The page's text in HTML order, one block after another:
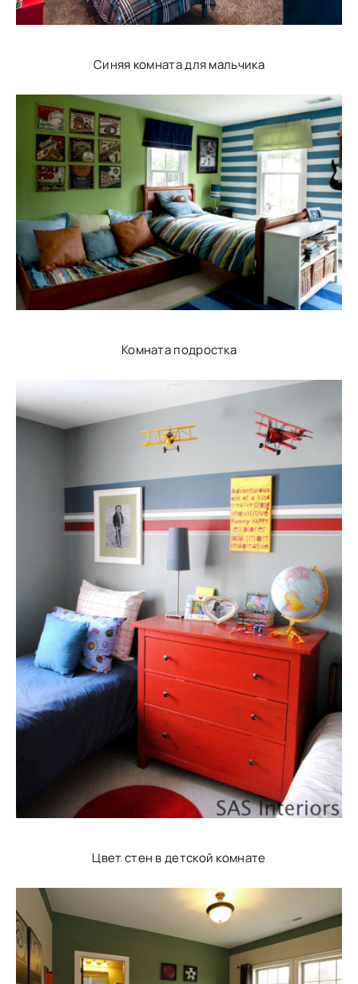
Синяя комната для мальчика
Комната подростка
Цвет стен в детской комнате